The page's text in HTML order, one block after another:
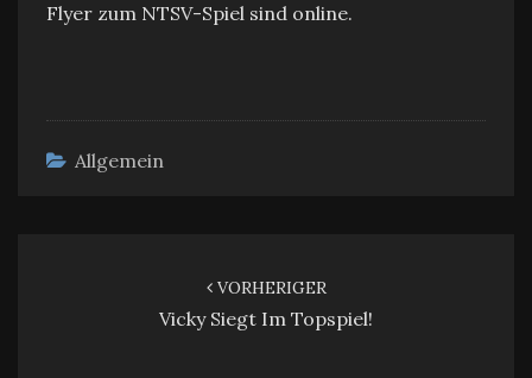
Flyer zum NTSV-Spiel sind online.
Allgemein
VORHERIGER
Vicky Siegt Im Topspiel!